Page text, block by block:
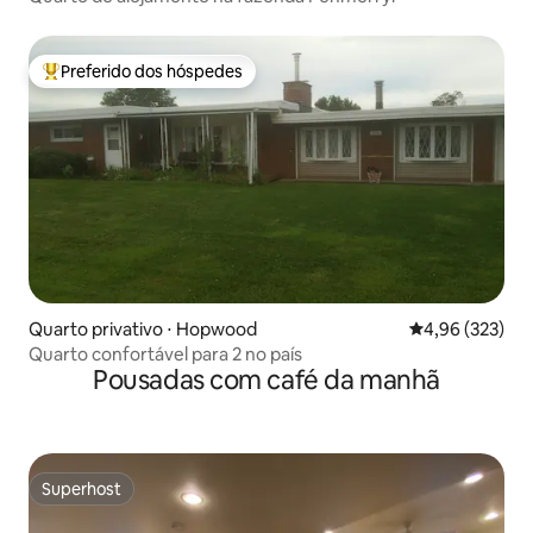
Entre os melhores preferidos dos hóspedes
Preferido dos hóspedes
Quarto privativo ⋅ Hopwood 4,96 de uma
4,96 (323)
Quarto confortável para 2 no país
Pousadas com café da manhã
Superhost
Superhost